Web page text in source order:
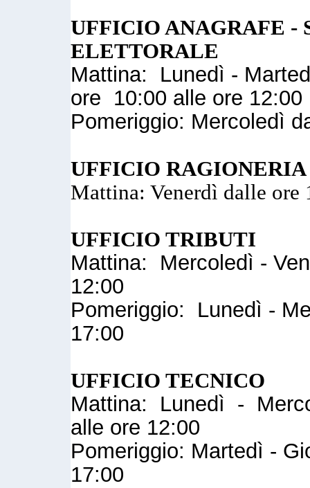
UFFICIO ANAGRAFE -
ELETTORALE
Mattina: Lunedì -
ore 10:00 alle ore 12:00
Pomeriggio: Mercoledì
UFFICIO RAGIONERIA
Mattina: Venerdì dalle ore
UFFICIO TRIBUTI
Mattina: Mercoledì -
12:00
Pomeriggio: Lunedì -
17:00
UFFICIO TECNICO
Mattina: Lunedì -
alle ore 12:00
Pomeriggio: Martedì -
17:00